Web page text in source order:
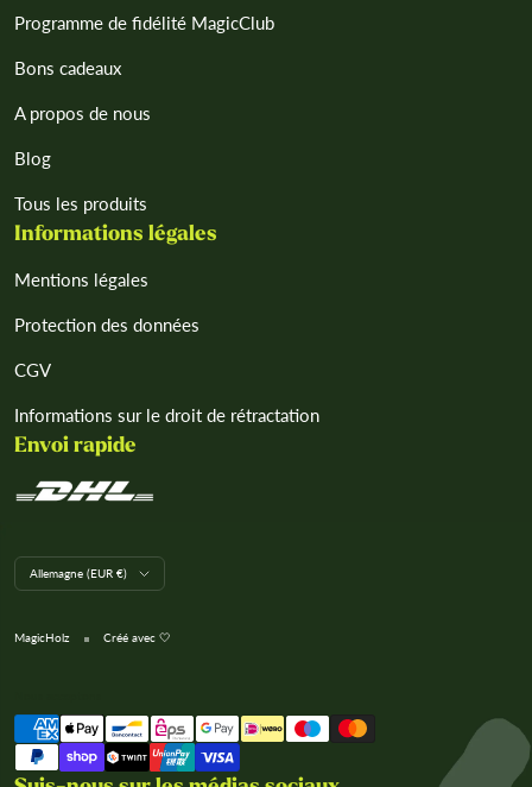
Programme de fidélité MagicClub
Bons cadeaux
A propos de nous
Blog
Tous les produits
Informations légales
Mentions légales
Protection des données
CGV
Informations sur le droit de rétractation
Envoi rapide
L
a
g
n
Allemagne (EUR €)
MagicHolz Créé avec 🤍